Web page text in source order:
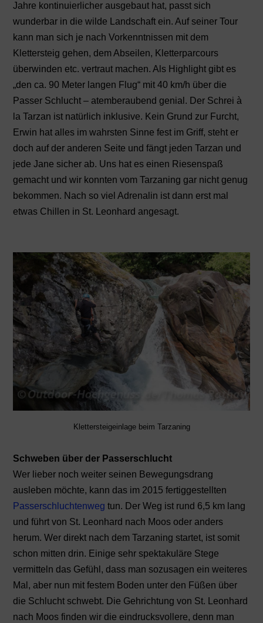
Jahre kontinuierlicher ausgebaut hat, passt sich
wunderbar in die wilde Landschaft ein. Auf seiner Tour
kann man sich je nach Vorkenntnissen mit dem
Klettersteig gehen, dem Abseilen, Kletterparcours
überwinden etc. vertraut machen. Als Highlight gibt es
„den ca. 90 Meter langen Flug“ mit 40 km/h über die
Passer Schlucht – atemberaubend genial. Der Schrei à
la Tarzan ist natürlich inklusive. Kein Grund zur Furcht,
Erwin hat alles im wahrsten Sinne fest im Griff, steht er
doch auf der anderen Seite und fängt jeden Tarzan und
jede Jane sicher ab. Uns hat es einen Riesenspaß
gemacht und wir konnten vom Tarzaning gar nicht genug
bekommen. Nach so viel Adrenalin ist dann erst mal
etwas Chillen in St. Leonhard angesagt.
Klettersteigeinlage beim Tarzaning
Schweben über der Passerschlucht
Wer lieber noch weiter seinen Bewegungsdrang
ausleben möchte, kann das im 2015 fertiggestellten
Passerschluchtenweg tun. Der Weg ist rund 6,5 km lang
und führt von St. Leonhard nach Moos oder anders
herum. Wer direkt nach dem Tarzaning startet, ist somit
schon mitten drin. Einige sehr spektakuläre Stege
vermitteln das Gefühl, dass man sozusagen ein weiteres
Mal, aber nun mit festem Boden unter den Füßen über
die Schlucht schwebt. Die Gehrichtung von St. Leonhard
nach Moos finden wir die eindrucksvollere, denn man